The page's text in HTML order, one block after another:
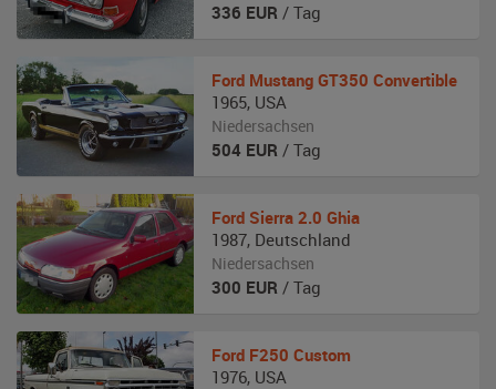
336 EUR / Tag
Ford Mustang GT350 Convertible
1965, USA
Niedersachsen
504 EUR / Tag
Ford Sierra 2.0 Ghia
1987, Deutschland
Niedersachsen
300 EUR / Tag
Ford F250 Custom
1976, USA